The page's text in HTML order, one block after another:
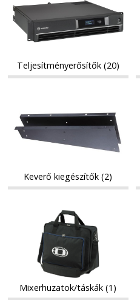
Teljesítményerősítők (20)
kiegészítők
kiegészítők
Keverő kiegészítők (2)
Mixerhuzatok/táskák
Mixerhuzatok/táskák
Mixerhuzatok/táskák (1)